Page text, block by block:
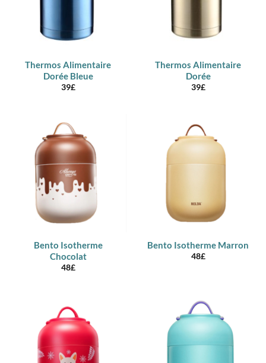
Thermos Alimentaire
Dorée Bleue
39£
Thermos Alimentaire
Dorée
39£
Bento Isotherme
Chocolat
48£
Bento Isotherme Marron
48£